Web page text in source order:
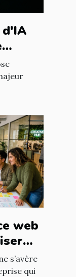
web
s’avère
qui